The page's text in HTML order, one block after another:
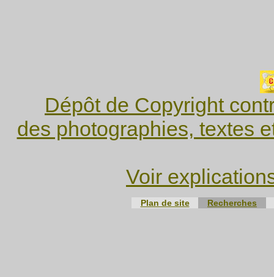
Dépôt de Copyright
des photographies, textes
Voir
Plan de site Recherches